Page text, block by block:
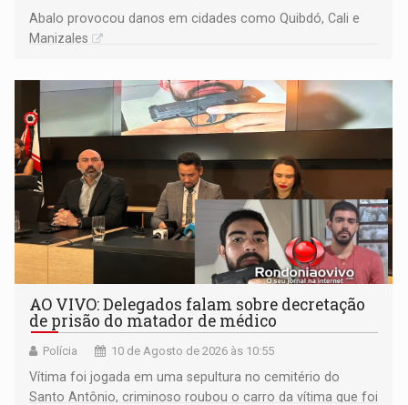
Abalo provocou danos em cidades como Quibdó, Cali e
Manizales
AO VIVO: Delegados falam sobre decretação
de prisão do matador de médico
Polícia 10 de Agosto de 2026 às 10:55
Vítima foi jogada em uma sepultura no cemitério do
Santo Antônio, criminoso roubou o carro da vítima que foi